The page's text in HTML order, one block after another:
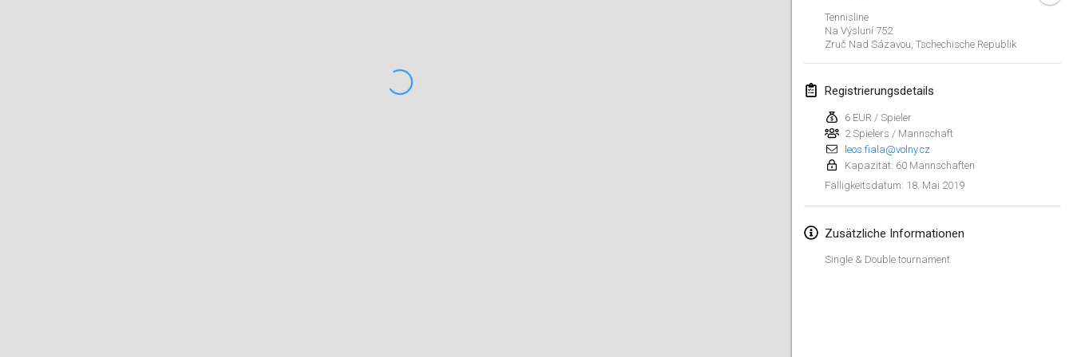
Tennisline
Na Výsluní 752
Zruč Nad Sázavou Tschechische Republik
Registrierungsdetails
6 EUR / Spieler
2 Spielers / Mannschaft
leos.fiala@volny.cz
Kapazität: 60 Mannschaften
Fälligkeitsdatum: 18. Mai 2019
Zusätzliche Informationen
Single & Double tournament
Februar 2019
2. Feb. 2019|Finnland
Lumi Mölkky
9. Feb. 2019|Finnland
Tournoi de la St Valentin
OTH